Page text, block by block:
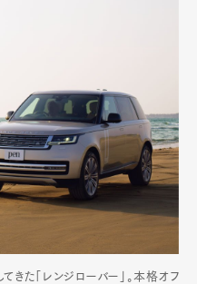
た「レンジローバー」。本格オフ